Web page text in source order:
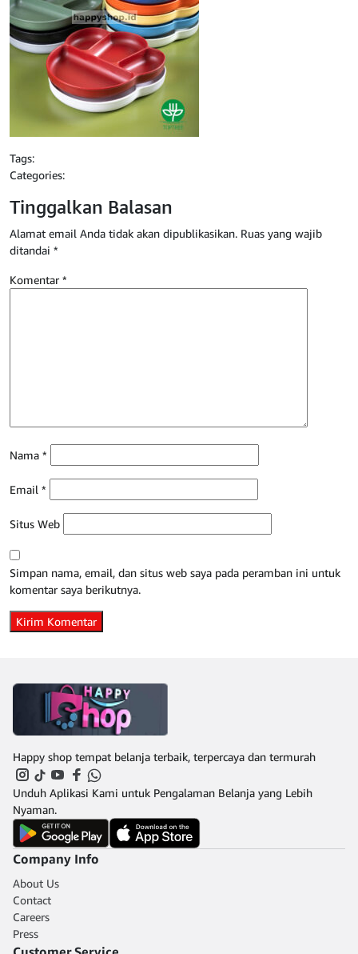
Tags:
Categories:
Tinggalkan Balasan
Alamat email Anda tidak akan dipublikasikan. Ruas yang wajib
ditandai *
Komentar *
Nama *
Email *
Situs Web
Simpan nama, email, dan situs web saya pada peramban ini untuk
komentar saya berikutnya.
Happy shop tempat belanja terbaik, terpercaya dan termurah
Unduh Aplikasi Kami untuk Pengalaman Belanja yang Lebih
Nyaman.
Company Info
About Us
Contact
Careers
Press